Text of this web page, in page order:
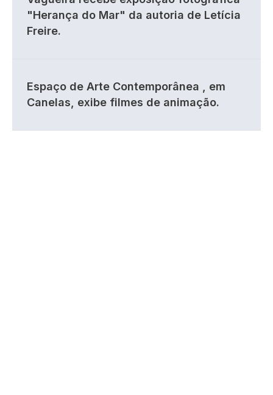
"Herança do Mar" da autoria de Letícia
Freire.
Espaço de Arte Contemporânea , em
Canelas, exibe filmes de animação.